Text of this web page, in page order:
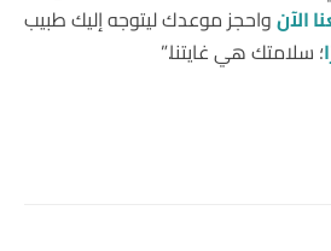
الآنواحجز موعدك ليتوجه إليك طبيب
؛ سلامتك هي غايتنا.”